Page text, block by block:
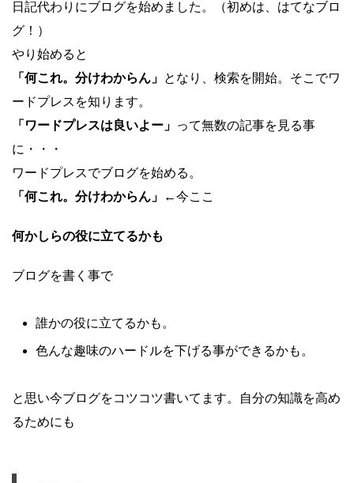
日記代わりにブログを始めました。（初めは、はてなブロ
グ！）
やり始めると
「何これ。分けわからん」 となり、検索を開始。そこでワ
ードプレスを知ります。
「ワードプレスは良いよー」 って無数の記事を見る事
に・・・
ワードプレスでブログを始める。
「何これ。分けわからん」
←今ここ
何かしらの役に立てるかも
ブログを書く事で
誰かの役に立てるかも。
色んな趣味のハードルを下げる事ができるかも。
と思い今ブログをコツコツ書いてます。
自分の知識を高め
るためにも